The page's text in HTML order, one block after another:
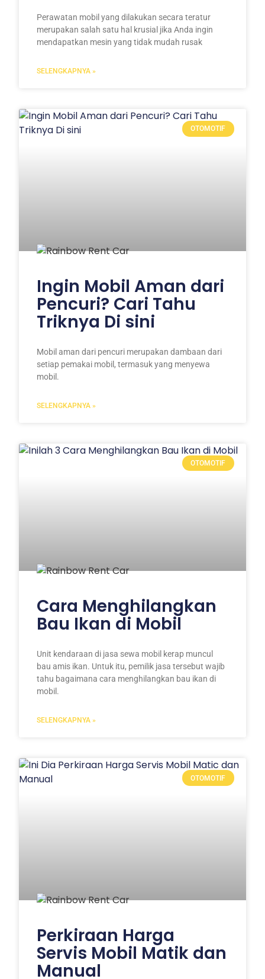
Perawatan mobil yang dilakukan secara teratur
merupakan salah satu hal krusial jika Anda ingin
mendapatkan mesin yang tidak mudah rusak
SELENGKAPNYA »
OTOMOTIF
Ingin Mobil Aman dari
Pencuri? Cari Tahu
Triknya Di sini
Mobil aman dari pencuri merupakan dambaan dari
setiap pemakai mobil, termasuk yang menyewa
mobil.
SELENGKAPNYA »
OTOMOTIF
Cara Menghilangkan
Bau Ikan di Mobil
Unit kendaraan di jasa sewa mobil kerap muncul
bau amis ikan. Untuk itu, pemilik jasa tersebut wajib
tahu bagaimana cara menghilangkan bau ikan di
mobil.
SELENGKAPNYA »
OTOMOTIF
Perkiraan Harga
Servis Mobil Matik dan
Manual